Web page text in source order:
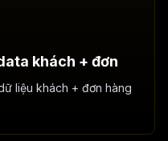
khách + đơn
liệu khách + đơn hàng